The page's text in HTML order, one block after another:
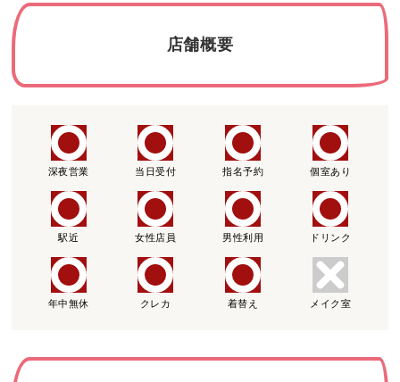
店舗概要
深夜営業 当日受付 指名予約 個室あり
駅近 女性店員 男性利用 ドリンク
年中無休 クレカ 着替え メイク室